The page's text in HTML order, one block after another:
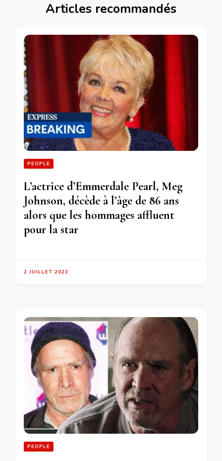
Articles recommandés
PEOPLE
L’actrice d’Emmerdale Pearl, Meg
Johnson, décède à l’âge de 86 ans
alors que les hommages affluent
pour la star
2 JUILLET 2023
PEOPLE